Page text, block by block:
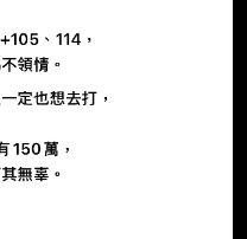
質疑「沒有盡社會責
on my iPhone --